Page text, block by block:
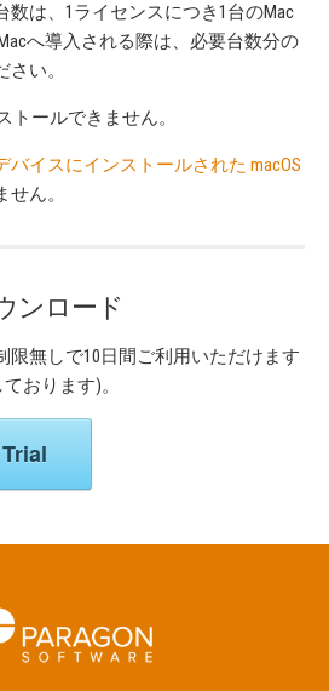
数は、1ライセンスにつき1台のMac
へ導入される際は、必要台数分の
い。
トールできません。
イスにインストールされた macOS
ん。
ンロード
限無しで10日間ご利用いただけます
おります)。